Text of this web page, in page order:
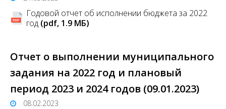
Годовой отчет об исполнении бюджета за 2022
год (pdf, 1.9 MБ)
Отчет о выполнении муниципального
задания на 2022 год и плановый
период 2023 и 2024 годов (09.01.2023)
08.02.2023